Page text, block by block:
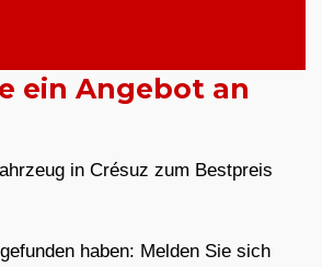
ein Angebot an
in Crésuz zum Bestpreis
haben: Melden Sie sich